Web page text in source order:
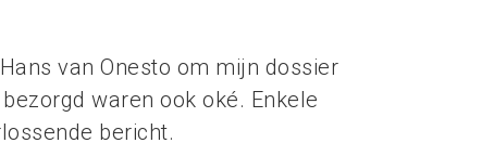
van Onesto om mijn dossier
waren ook oké. Enkele
bericht.